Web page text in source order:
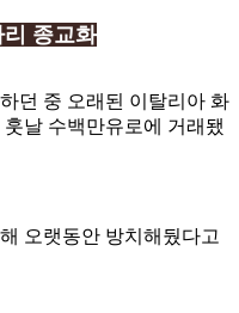
종교화
던 중 오래된 이탈리아 화
날 수백만유로에 거래됐
오랫동안 방치해뒀다고